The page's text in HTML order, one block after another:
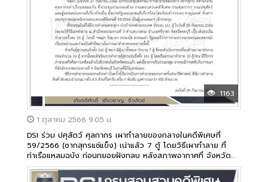
1163
1 ตุลาคม 2566 9:05 น.
DSI ร่วม ปศุสัตว์ ศุลกากร เผาทำลายของกลางในคดีพิเศษที่
59/2566 (ซากสุกรแช่แข็ง) เน่าแล้ว 7 ตู้ โดยวิธีเผาทำลาย ที่
ท่าเรือแหลมฉบัง ก่อนทยอยฝังกลบ หลังสภาพอากาศที่ จังหวัด
สระแก้ว เอื้ออำนวย